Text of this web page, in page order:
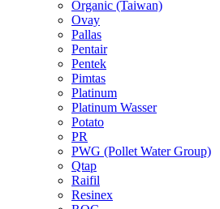
Organic (Taiwan)
Ovay
Pallas
Pentair
Pentek
Pimtas
Platinum
Platinum Wasser
Potato
PR
PWG (Pollet Water Group)
Qtap
Raifil
Resinex